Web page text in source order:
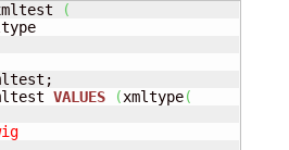
(
VALUES (xmltype(